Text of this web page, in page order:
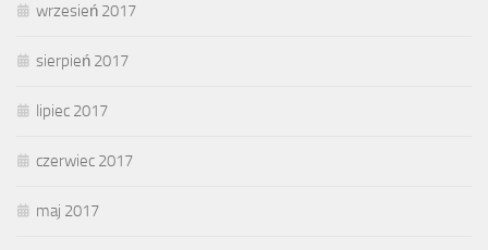
wrzesień 2017
sierpień 2017
lipiec 2017
czerwiec 2017
maj 2017